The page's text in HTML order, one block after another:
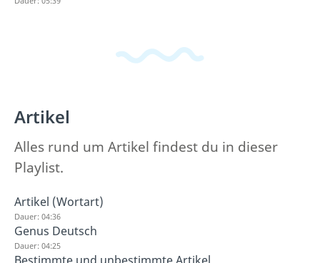
Artikel
Alles rund um Artikel findest du in dieser
Playlist.
Artikel (Wortart)
Dauer: 04:36
Genus Deutsch
Dauer: 04:25
Bestimmte und unbestimmte Artikel